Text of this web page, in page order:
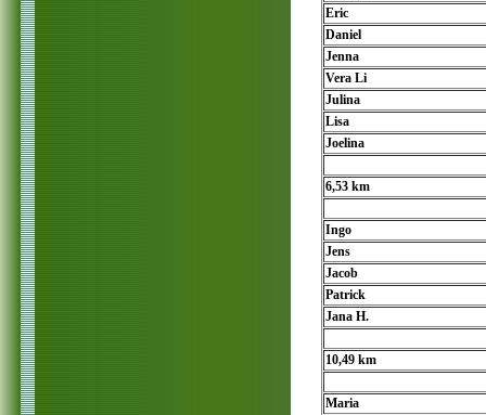
Eric
Daniel
Jenna
Vera Li
Julina
Lisa
Joelina
6,53 km
Ingo
Jens
Jacob
Patrick
Jana H.
10,49 km
Maria